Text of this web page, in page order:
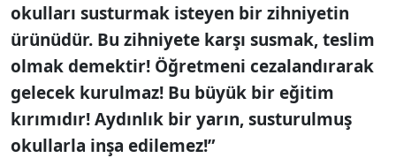
okulları susturmak isteyen bir zihniyetin
ürünüdür. Bu zihniyete karşı susmak, teslim
olmak demektir! Öğretmeni cezalandırarak
gelecek kurulmaz! Bu büyük bir eğitim
kırımıdır! Aydınlık bir yarın, susturulmuş
okullarla inşa edilemez!”